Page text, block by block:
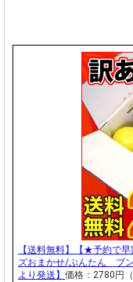
【送料無料】【★予約で
ズおまかせ/ぶんたん ブ
より発送】 価格：2780円